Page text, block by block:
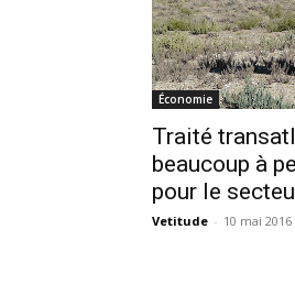
Économie
Traité
beaucoup à
pour le
Vetitude - 10 mai 2016